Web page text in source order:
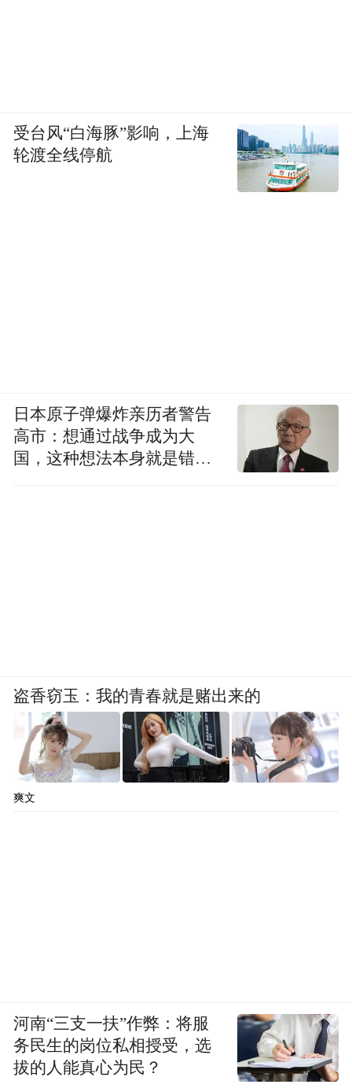
受台风“白海豚”影响，上海
轮渡全线停航
日本原子弹爆炸亲历者警告
高市：想通过战争成为大
国，这种想法本身就是错误
盗香窃玉：我的青春就是赌出来的
爽文
河南“三支一扶”作弊：将服
务民生的岗位私相授受，选
拔的人能真心为民？